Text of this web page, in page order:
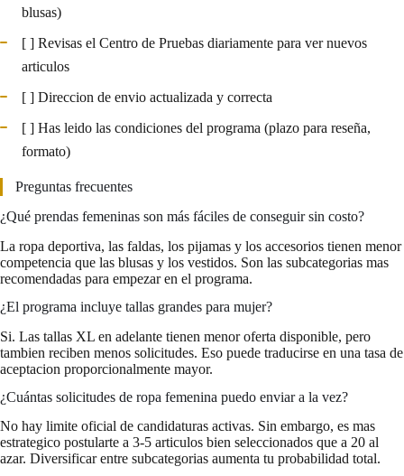
blusas)
[ ] Revisas el Centro de Pruebas diariamente para ver nuevos
articulos
[ ] Direccion de envio actualizada y correcta
[ ] Has leido las condiciones del programa (plazo para reseña,
formato)
Preguntas frecuentes
¿Qué prendas femeninas son más fáciles de conseguir sin costo?
La ropa deportiva, las faldas, los pijamas y los accesorios tienen menor
competencia que las blusas y los vestidos. Son las subcategorias mas
recomendadas para empezar en el programa.
¿El programa incluye tallas grandes para mujer?
Si. Las tallas XL en adelante tienen menor oferta disponible, pero
tambien reciben menos solicitudes. Eso puede traducirse en una tasa de
aceptacion proporcionalmente mayor.
¿Cuántas solicitudes de ropa femenina puedo enviar a la vez?
No hay limite oficial de candidaturas activas. Sin embargo, es mas
estrategico postularte a 3-5 articulos bien seleccionados que a 20 al
azar. Diversificar entre subcategorias aumenta tu probabilidad total.